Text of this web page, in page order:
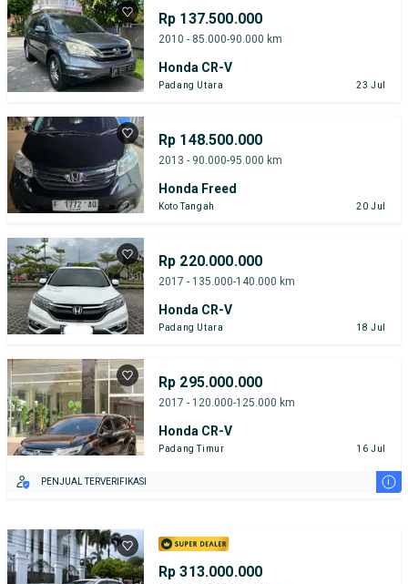
Rp 137.500.000
2010 - 85.000-90.000 km
Honda CR-V
Padang Utara 23 Jul
Rp 148.500.000
2013 - 90.000-95.000 km
Honda Freed
Koto Tangah 20 Jul
Rp 220.000.000
2017 - 135.000-140.000 km
Honda CR-V
Padang Utara 18 Jul
Rp 295.000.000
2017 - 120.000-125.000 km
Honda CR-V
Padang Timur 16 Jul
PENJUAL TERVERIFIKASI i
Rp 313.000.000